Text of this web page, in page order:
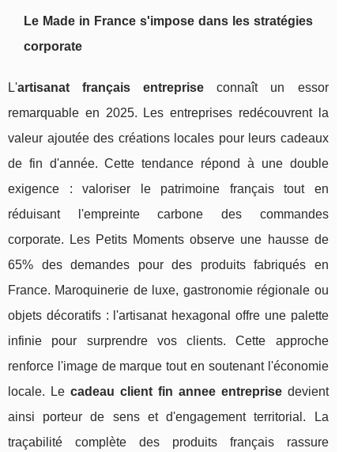
Le Made in France s'impose dans les stratégies
corporate
L'artisanat français entreprise connaît un essor
remarquable en 2025. Les entreprises redécouvrent la
valeur ajoutée des créations locales pour leurs cadeaux
de fin d'année. Cette tendance répond à une double
exigence : valoriser le patrimoine français tout en
réduisant l'empreinte carbone des commandes
corporate. Les Petits Moments observe une hausse de
65% des demandes pour des produits fabriqués en
France. Maroquinerie de luxe, gastronomie régionale ou
objets décoratifs : l'artisanat hexagonal offre une palette
infinie pour surprendre vos clients. Cette approche
renforce l'image de marque tout en soutenant l'économie
locale. Le cadeau client fin annee entreprisedevient
ainsi porteur de sens et d'engagement territorial. La
traçabilité complète des produits français rassure